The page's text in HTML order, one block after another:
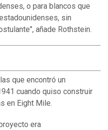
o para blancos que
sin
añade Rothstein.
que encontró un
cuando quiso construir
en Eight Mile.
era